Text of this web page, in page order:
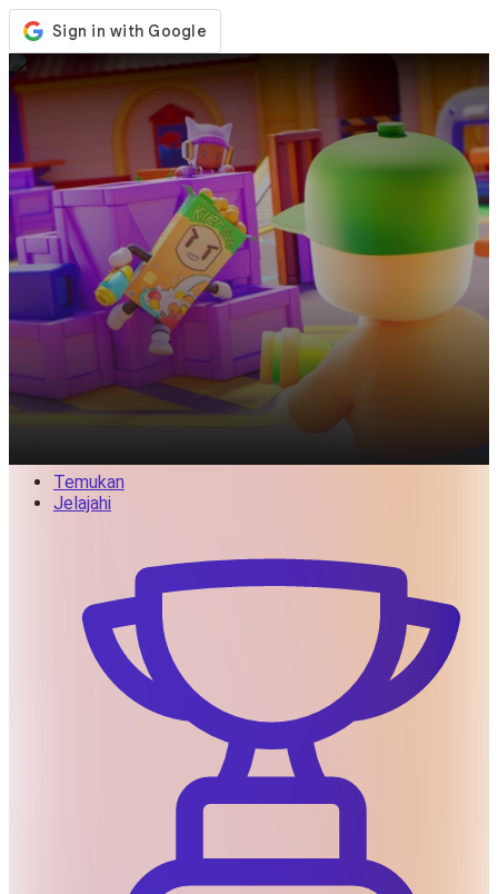
Pembaruan
Berita
Indonesia
Masuk / Daftar
Temukan
Jelajahi